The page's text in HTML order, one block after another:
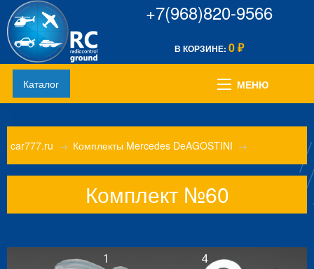
+7(968)820-9566
В КОРЗИНЕ:0₽
Каталог МЕНЮ
car777.ru → Комплекты Mercedes DeAGOSTINI →
Комплект №60